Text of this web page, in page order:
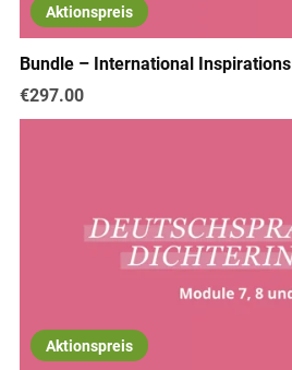
Aktionspreis
Bundle – International Inspirations
€297.00
Aktionspreis